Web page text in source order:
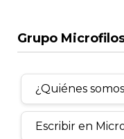
Grupo
¿Quiénes
Escribir en